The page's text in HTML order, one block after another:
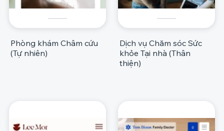
Phòng khám Châm cứu
(Tự nhiên)
Dịch vụ Chăm sóc Sức
khỏe Tại nhà (Thân
thiện)